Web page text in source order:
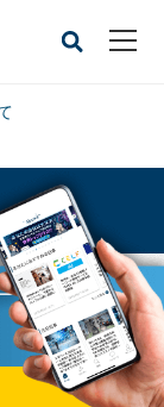
（後）
うAzure移